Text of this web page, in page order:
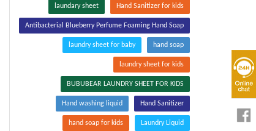
Hand Sanitizer for kids
laundary sheet
Antibacterial Blueberry Perfume Foaming Hand Soap
hand soap
laundry sheet for baby
laundry sheet for kids
BUBUBEAR LAUNDRY SHEET FOR KIDS
Hand Sanitizer
Hand washing liquid
Laundry Liquid
hand soap for kids